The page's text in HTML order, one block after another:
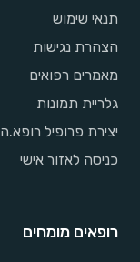
תנאי שימוש
הצהרת נגישות
מאמרים רפואים
גלריית תמונות
יצירת פרופיל רופא.ה
כניסה לאזור אישי
רופאים מומחים